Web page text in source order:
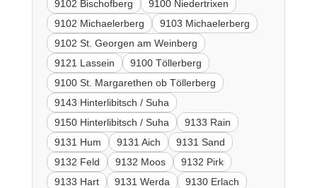
9102 Bischofberg
9100 Niedertrixen
9102 Michaelerberg
9103 Michaelerberg
9102 St. Georgen am Weinberg
9121 Lassein
9100 Töllerberg
9100 St. Margarethen ob Töllerberg
9143 Hinterlibitsch / Suha
9150 Hinterlibitsch / Suha
9133 Rain
9131 Hum
9131 Aich
9131 Sand
9132 Feld
9132 Moos
9132 Pirk
9133 Hart
9131 Werda
9130 Erlach